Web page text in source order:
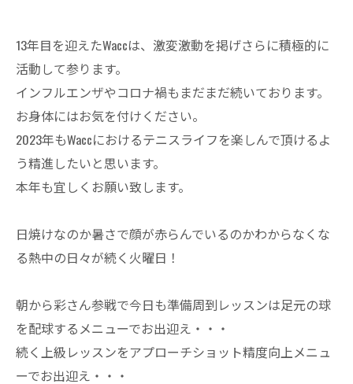
13年目を迎えたWaccは、激変激動を掲げさらに積極的に
活動して参ります。
インフルエンザやコロナ禍もまだまだ続いております。
お身体にはお気を付けください。
2023年もWaccにおけるテニスライフを楽しんで頂けるよ
う精進したいと思います。
本年も宜しくお願い致します。
日焼けなのか暑さで顔が赤らんでいるのかわからなくな
る熱中の日々が続く火曜日！
朝から彩さん参戦で今日も準備周到レッスンは足元の球
を配球するメニューでお出迎え・・・
続く上級レッスンをアプローチショット精度向上メニュ
ーでお出迎え・・・